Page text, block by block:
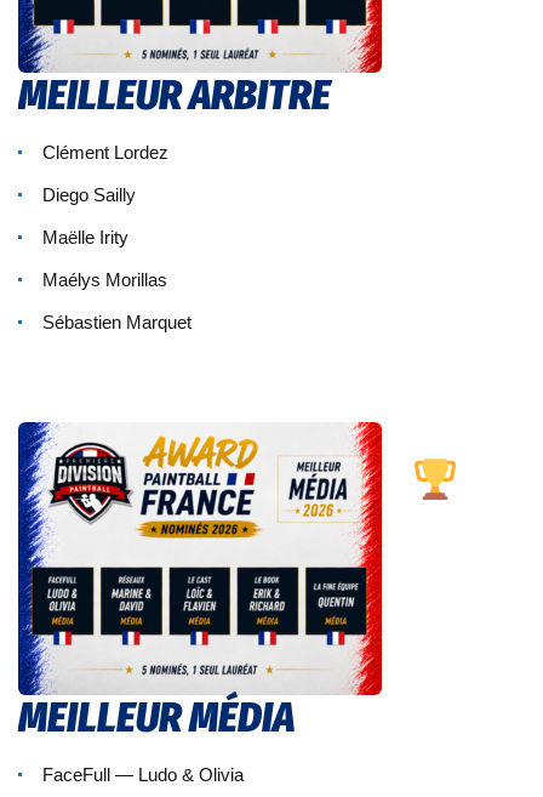
MEILLEUR ARBITRE
Clément Lordez
Diego Sailly
Maëlle Irity
Maélys Morillas
Sébastien Marquet
MEILLEUR MÉDIA
FaceFull — Ludo & Olivia